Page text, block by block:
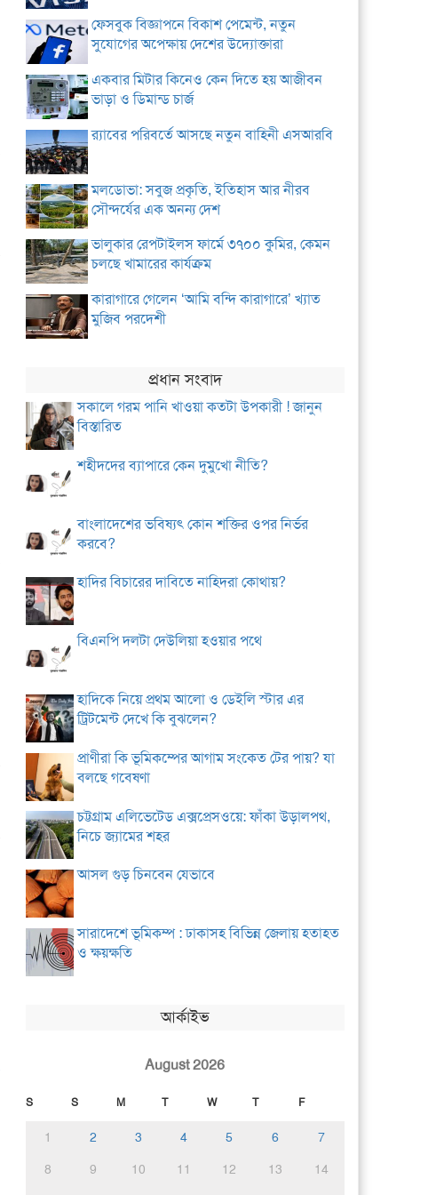
ফেসবুক বিজ্ঞাপনে বিকাশ পেমেন্ট, নতুন
সুযোগের অপেক্ষায় দেশের উদ্যোক্তারা
একবার মিটার কিনেও কেন দিতে হয় আজীবন
ভাড়া ও ডিমান্ড চার্জ
র‌্যাবের পরিবর্তে আসছে নতুন বাহিনী এসআরবি
মলডোভা: সবুজ প্রকৃতি, ইতিহাস আর নীরব
সৌন্দর্যের এক অনন্য দেশ
ভালুকার রেপটাইলস ফার্মে ৩৭০০ কুমির, কেমন
চলছে খামারের কার্যক্রম
কারাগারে গেলেন ‘আমি বন্দি কারাগারে’ খ্যাত
মুজিব পরদেশী
প্রধান সংবাদ
সকালে গরম পানি খাওয়া কতটা উপকারী ! জানুন
বিস্তারিত
শহীদদের ব্যাপারে কেন দুমুখো নীতি?
বাংলাদেশের ভবিষ্যৎ কোন শক্তির ওপর নির্ভর
করবে?
হাদির বিচারের দাবিতে নাহিদরা কোথায়?
বিএনপি দলটা দেউলিয়া হওয়ার পথে
হাদিকে নিয়ে প্রথম আলো ও ডেইলি স্টার এর
ট্রিটমেন্ট দেখে কি বুঝলেন?
প্রাণীরা কি ভূমিকম্পের আগাম সংকেত টের পায়? যা
বলছে গবেষণা
চট্টগ্রাম এলিভেটেড এক্সপ্রেসওয়ে: ফাঁকা উড়ালপথ,
নিচে জ্যামের শহর
আসল গুড় চিনবেন যেভাবে
সারাদেশে ভূমিকম্প : ঢাকাসহ বিভিন্ন জেলায় হতাহত
ও ক্ষয়ক্ষতি
আর্কাইভ
August 2026
S S M T W T F
1 2 3 4 5 6
7
8
9 10 11 12 13
14